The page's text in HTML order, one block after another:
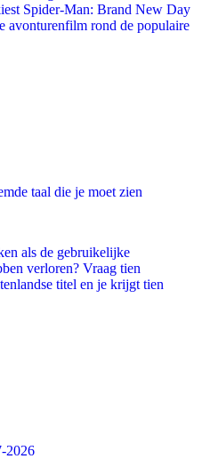
Spider-Man: Brand New Day
avonturenfilm rond de populaire
taal die je moet zien
als de gebruikelijke
verloren? Vraag tien
titel en je krijgt tien
2026